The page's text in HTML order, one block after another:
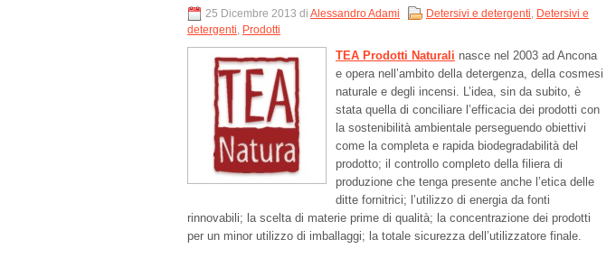
25 Dicembre 2013 di Alessandro Adami Detersivi e detergenti, Detersivi e
detergenti, Prodotti
TEA Prodotti Naturali nasce nel 2003 ad Ancona
e opera nell’ambito della detergenza, della cosmesi
naturale e degli incensi. L’idea, sin da subito, è
stata quella di conciliare l’efficacia dei prodotti con
la sostenibilità ambientale perseguendo obiettivi
come la completa e rapida biodegradabilità del
prodotto; il controllo completo della filiera di
produzione che tenga presente anche l’etica delle
ditte fornitrici; l’utilizzo di energia da fonti
rinnovabili; la scelta di materie prime di qualità; la concentrazione dei prodotti
per un minor utilizzo di imballaggi; la totale sicurezza dell’utilizzatore finale.